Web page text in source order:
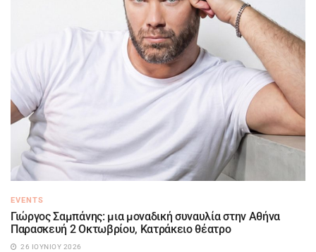
EVENTS
Γιώργος Σαμπάνης: μια μοναδική συναυλία στην Αθήνα
Παρασκευή 2 Οκτωβρίου, Κατράκειο θέατρο
26 ΙΟΥΝΊΟΥ 2026